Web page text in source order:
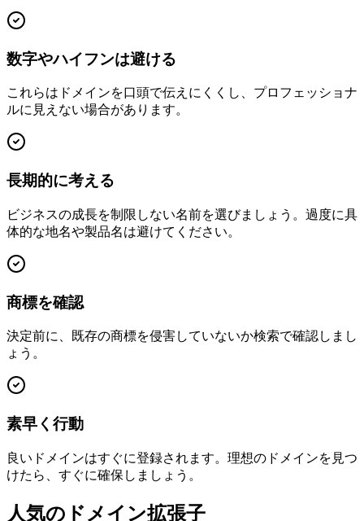
数字やハイフンは避ける
これらはドメインを口頭で伝えにくくし、プロフェッショナ
ルに見えない場合があります。
長期的に考える
ビジネスの成長を制限しない名前を選びましょう。過度に具
体的な地名や製品名は避けてください。
商標を確認
決定前に、既存の商標を侵害していないか検索で確認しまし
ょう。
素早く行動
良いドメインはすぐに登録されます。理想のドメインを見つ
けたら、すぐに確保しましょう。
人気のドメイン拡張子